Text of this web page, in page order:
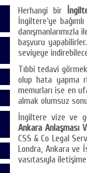
Herhangi bir
İngiltere’ye
başvuru
seviyeye
Tıbbi tedavi
olup hata yapma
memurları ise en
almak olumsuz
İngiltere vize ve
Ankara Anlaşması
CSS & Co Legal
Londra, Ankara ve
vasıtasıyla